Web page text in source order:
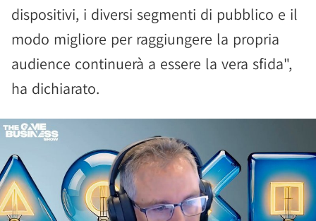
dispositivi, i diversi segmenti di pubblico e il
modo migliore per raggiungere la propria
audience continuerà a essere la vera sfida",
ha dichiarato.